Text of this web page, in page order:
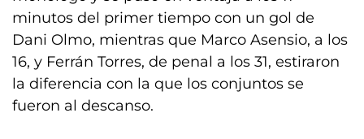
minutos del primer tiempo con un gol de
Dani Olmo, mientras que Marco Asensio, a los
16, y Ferrán Torres, de penal a los 31, estiraron
la diferencia con la que los conjuntos se
fueron al descanso.